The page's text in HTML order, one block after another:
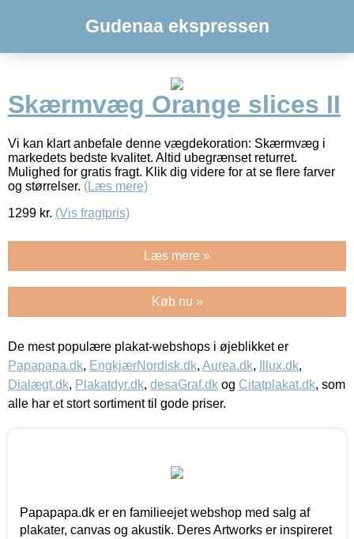
Gudenaa ekspressen
Skærmvæg Orange slices II
Vi kan klart anbefale denne vægdekoration: Skærmvæg i
markedets bedste kvalitet. Altid ubegrænset returret.
Mulighed for gratis fragt. Klik dig videre for at se flere farver
og størrelser. (Læs mere)
1299 kr. (Vis fragtpris)
Læs mere »
Køb nu »
De mest populære plakat-webshops i øjeblikket er
Papapapa.dk, EngkjærNordisk.dk, Aurea.dk, Illux.dk,
Dialægt.dk, Plakatdyr.dk, desaGraf.dk og Citatplakat.dk, som
alle har et stort sortiment til gode priser.
Papapapa.dk er en familieejet webshop med salg af
plakater, canvas og akustik. Deres Artworks er inspireret